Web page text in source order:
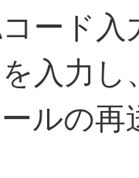
ード
入力
ルの